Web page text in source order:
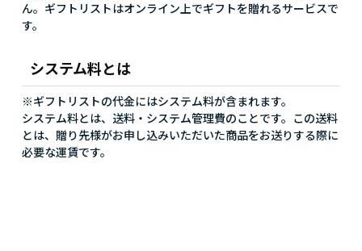
ん。ギフトリストはオンライン上でギフトを贈れるサービスで
す。
システム料とは
※ギフトリストの代金にはシステム料が含まれます。
システム料とは、送料・システム管理費のことです。この送料
とは、贈り先様がお申し込みいただいた商品をお送りする際に
必要な運賃です。